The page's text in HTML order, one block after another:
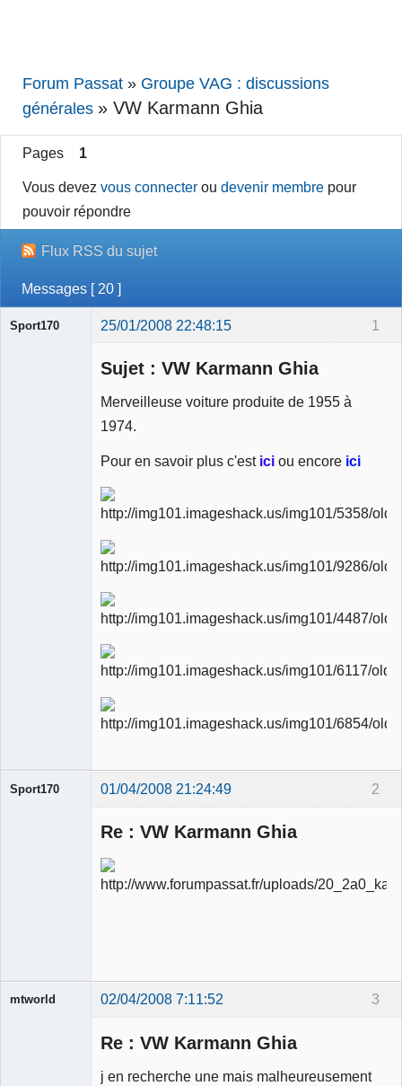
Forum Passat » Groupe VAG : discussions
générales »VW Karmann Ghia
Pages 1
Vous devezvous connecter oudevenir membre pour
pouvoir répondre
Flux RSS du sujet
Messages [ 20 ]
1
Sport170 25/01/2008 22:48:15
Sujet : VW Karmann Ghia
Merveilleuse voiture produite de 1955 à
1974.
Pour en savoir plus c'est ici ou encore ici
2
Sport170 01/04/2008 21:24:49
Re : VW Karmann Ghia
3
mtworld 02/04/2008 7:11:52
Re : VW Karmann Ghia
j en recherche une mais malheureusement